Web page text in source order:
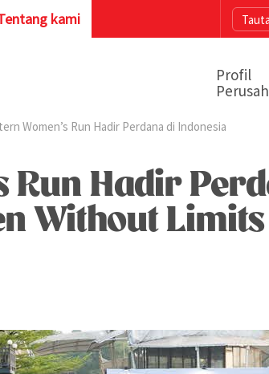
kami
Profil
Women’s Run Hadir Perdana di Indonesia
Run Hadir
Without Limits